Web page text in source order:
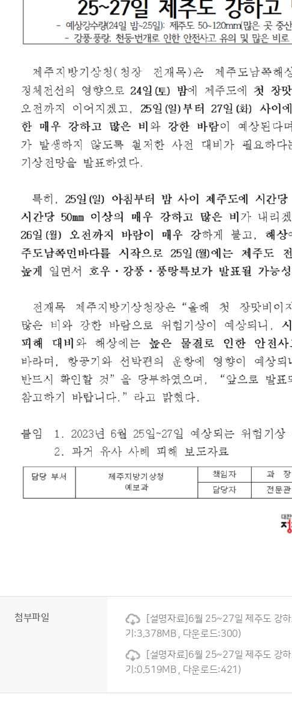
첨부파일 [설명자료]6월 25~27일 제주도 강
기:3.378MB , 다운로드:300)
[설명자료]6월 25~27일 제주도 강
기:0.519MB , 다운로드:421)